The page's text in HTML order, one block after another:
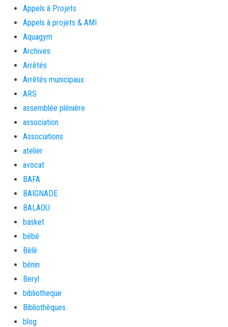
Appels à Projets
Appels à projets & AMI
Aquagym
Archives
Arrêtés
Arrêtés municipaux
ARS
assemblée plénière
association
Associations
atelier
avocat
BAFA
BAIGNADE
BALAOU
basket
bébé
Bèlè
bénin
Beryl
bibliotheque
Bibliothèques
blog